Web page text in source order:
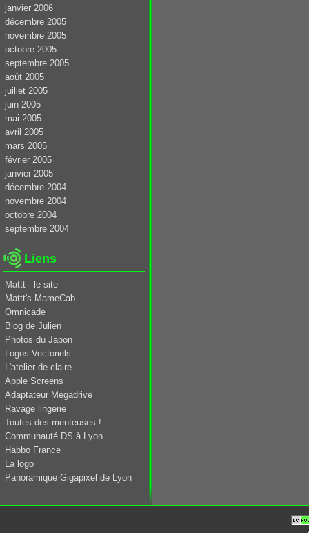
janvier 2006
décembre 2005
novembre 2005
octobre 2005
septembre 2005
août 2005
juillet 2005
juin 2005
mai 2005
avril 2005
mars 2005
février 2005
janvier 2005
décembre 2004
novembre 2004
octobre 2004
septembre 2004
Liens
Mattt - le site
Mattt's MameCab
Omnicade
Blog de Julien
Photos du Japon
Logos Vectoriels
L'atelier de claire
Apple Screens
Adaptateur Megadrive
Ravage lingerie
Toutes des menteuses !
Communauté DS à Lyon
Habbo France
La logo
Panoramique Gigapixel de Lyon